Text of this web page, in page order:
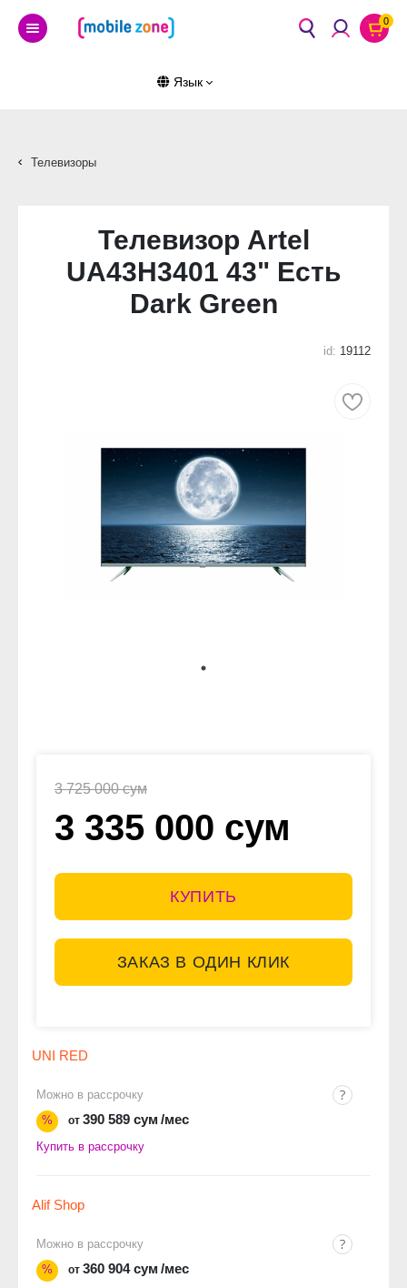
0
Язык
Телевизоры
Телевизор Artel
UA43H3401 43" Есть
Dark Green
id: 19112
3 725 000 сум
3 335 000 сум
КУПИТЬ
ЗАКАЗ В ОДИН КЛИК
UNI RED
Можно в рассрочку
%
от 390 589 сум /мес
Купить в рассрочку
Alif Shop
Можно в рассрочку
%
от 360 904 сум /мес